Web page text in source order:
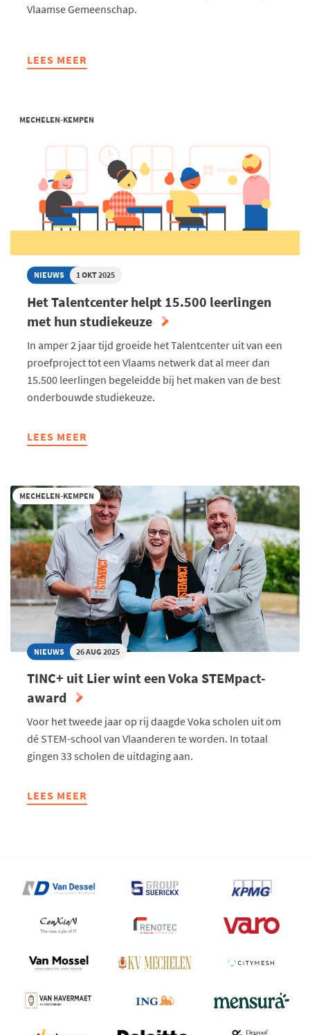
Vlaamse Gemeenschap.
LEES MEER
ABOUT
KUNNEN
JAAR
35.000
LEERLINGEN
HELPEN
STUDIEKEUZE
MECHELEN-KEMPEN
NIEUWS 1 OKT 2025
Het Talentcenter helpt 15.500 leerlingen
met hun studiekeuze
In amper 2 jaar tijd groeide het Talentcenter uit van een
proefproject tot een Vlaams netwerk dat al meer dan
15.500 leerlingen begeleidde bij het maken van de best
onderbouwde studiekeuze.
LEES MEER
ABOUT
HELPT
15.500
LEERLINGEN
MET
HUN
STUDIEKEUZE
MECHELEN-KEMPEN
NIEUWS 26 AUG 2025
TINC+ uit Lier wint een Voka STEMpact-
award
Voor het tweede jaar op rij daagde Voka scholen uit om
dé STEM-school van Vlaanderen te worden. In totaal
gingen 33 scholen de uitdaging aan.
LEES MEER
ABOUT
EEN
VOKA
AWARD